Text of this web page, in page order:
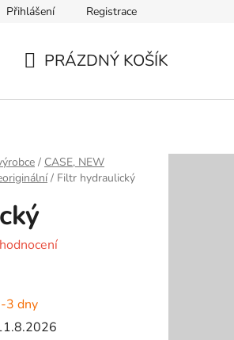
údajů
Přihlášení Registrace
PRÁZDNÝ KOŠÍK
/ CASE, NEW
/ Filtr hydraulický
3 dny